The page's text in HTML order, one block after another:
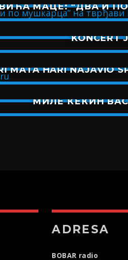
МАЦЕ: “ДВА И
KONCERT
MATA HARI NAJAVIO
МИЛЕ КЕКИН
ADRESA
BOBAR radio